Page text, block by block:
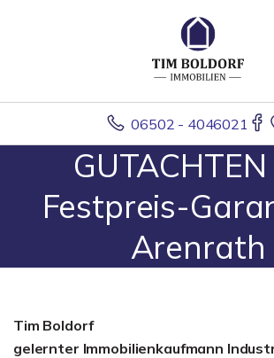
06502 - 4046021
Festpreis-
Arenrath
Tim Boldorf
gelernter Immobilienkaufmann